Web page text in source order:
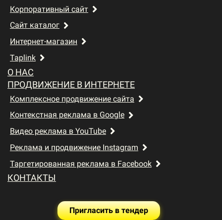
Корпоративный сайт
Сайт каталог
Интернет-магазин
Taplink
О НАС
ПРОДВИЖЕНИЕ В ИНТЕРНЕТЕ
Комплексное продвижение сайта
Контекстная реклама в Google
Видео реклама в YouTube
Реклама и продвижение Instagram
Таргетированная реклама в Facebook
КОНТАКТЫ
Пригласить в тендер